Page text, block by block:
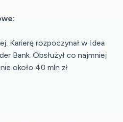
Karierę rozpoczynał w Idea
Bank. Obsłużył co najmniej
około 40 mln zł